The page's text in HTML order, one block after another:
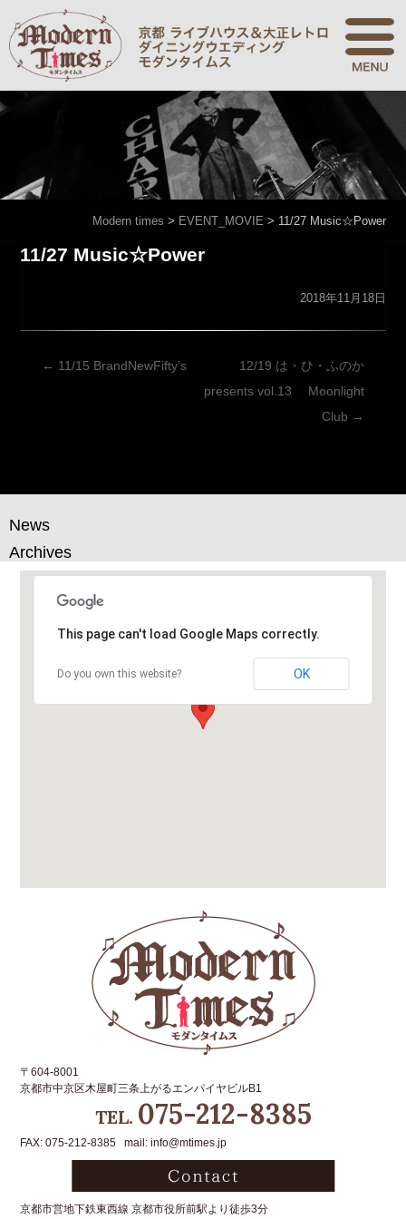
Modern times > EVENT_MOVIE > 11/27 Music☆Power
11/27 Music☆Power
2018年11月18日
投
ー
シ
ョ
ン
← 11/15 BrandNewFifty’s
12/19 は・ひ・ふのか
presents vol.13 Moonlight
Club →
News
Archives
This page can't load Google Maps correctly.
Do you own this website? OK
〒604-8001
京都市中京区木屋町三条上がるエンパイヤビルB1
TEL. 075-212-8385
FAX: 075-212-8385 mail: info@mtimes.jp
京都市営地下鉄東西線 京都市役所前駅より徒歩3分